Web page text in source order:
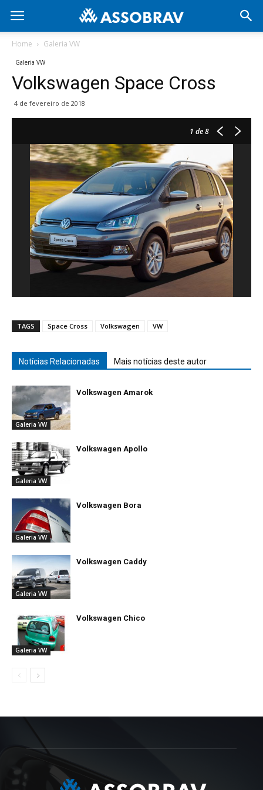
Home Galeria VW
Galeria VW
Volkswagen Space Cross
4 de fevereiro de 2018
1 de 8
TAGS Space Cross Volkswagen VW
Notícias Relacionadas Mais notícias deste autor
Galeria VW
Volkswagen Amarok
Galeria VW
Volkswagen Apollo
Galeria VW
Volkswagen Bora
Galeria VW
Volkswagen Caddy
Galeria VW
Volkswagen Chico